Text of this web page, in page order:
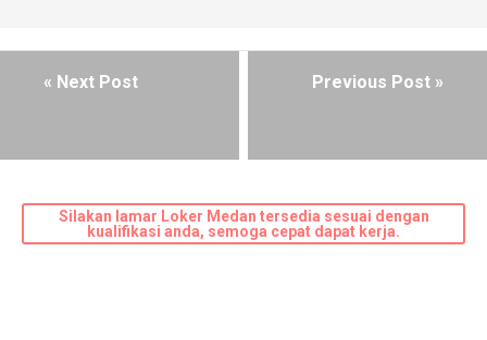
« Next Post Previous Post »
Silakan lamar Loker Medan tersedia sesuai dengan
kualifikasi anda, semoga cepat dapat kerja.